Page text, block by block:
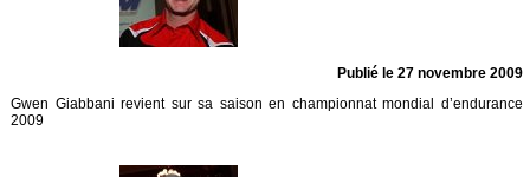
Publié le 27 novembre 2009
Gwen Giabbani revient sur sa saison en championnat mondial d’endurance
2009